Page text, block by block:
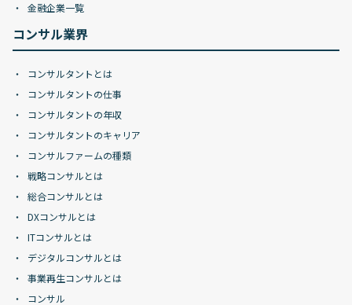
金融企業一覧
コンサル業界
コンサルタントとは
コンサルタントの仕事
コンサルタントの年収
コンサルタントのキャリア
コンサルファームの種類
戦略コンサルとは
総合コンサルとは
DXコンサルとは
ITコンサルとは
デジタルコンサルとは
事業再生コンサルとは
コンサル